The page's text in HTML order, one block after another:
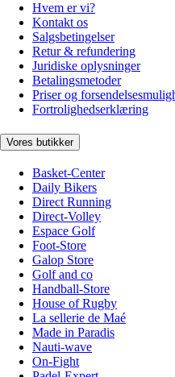
Hvem er vi?
Kontakt os
Salgsbetingelser
Retur & refundering
Juridiske oplysninger
Betalingsmetoder
Priser og
Fortrolighedserklæring
Vores butikker
Basket-Center
Daily Bikers
Direct Running
Direct-Volley
Espace Golf
Foot-Store
Galop Store
Golf and co
Handball-Store
House of Rugby
La sellerie de Maé
Made in Paradis
Nauti-wave
On-Fight